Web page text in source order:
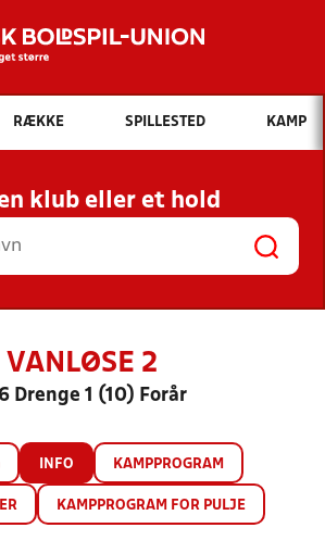
Hvad vil du søge efter?
INDHOLD OG NYHEDER
RESULTATER, KLUBBER OG
HOLD
RÆKKE SPILLESTED KAMP
klub eller et hold
VANLØSE 2
Drenge 1 (10) Forår
INFO KAMPPROGRAM
KAMPPROGRAM FOR PULJE